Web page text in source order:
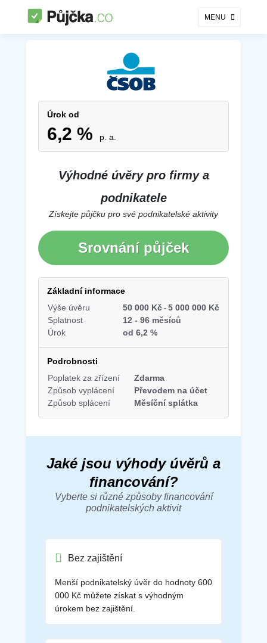
MENU
Výhodné úvěry pro firmy a
podnikatele
Získejte půjčku pro své podnikatelské aktivity
Srovnání půjček
Úrok od
6,2 % p. a.
Základní informace
Výše úvěru
50 000 Kč
5 000 000 Kč
Splatnost
12 - 96 měsíců
Úrok
od 6,2 %
Podrobnosti
Poplatek za zřízení
Zdarma
Způsob vyplácení
Převodem na účet
Způsob splácení
Měsíční splátka
Jaké jsou výhody úvěrů a
financování?
Vyberte si různé způsoby financování
podnikatelských aktivit
Bez zajištění
Menší podnikatelský úvěr do hodnoty 600
000 Kč můžete získat s výhodným
úrokem bez zajištění.